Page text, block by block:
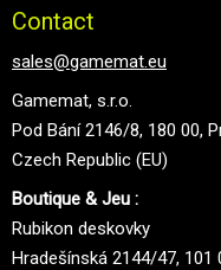
Contact
sales@gamemat.eu
Gamemat, s.r.o.
Pod Bání 2146/8, 180 00,
Czech Republic (EU)
Boutique & Jeu :
Rubikon deskovky
Hradešínská 2144/47, 101